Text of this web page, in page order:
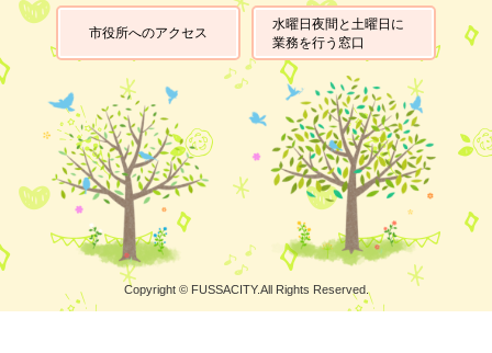
市役所へのアクセス
水曜日夜間と土曜日に
業務を行う窓口
Copyright © FUSSACITY.All Rights Reserved.